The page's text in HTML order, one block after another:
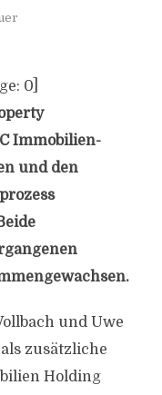
0]
Immobilien-
und den
und Uwe
zusätzliche
Holding